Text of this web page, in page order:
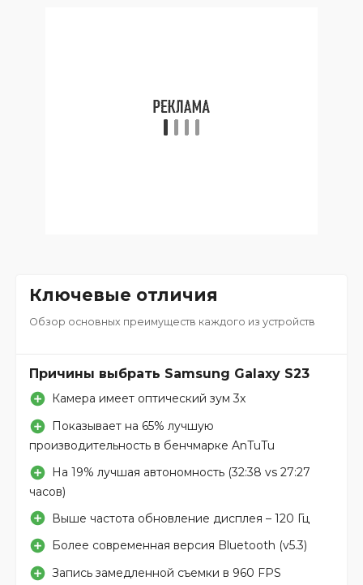
Ключевые отличия
Обзор основных преимуществ каждого из устройств
Причины выбрать Samsung Galaxy S23
Камера имеет оптический зум 3x
Показывает на 65% лучшую
производительность в бенчмарке AnTuTu
На 19% лучшая автономность (32:38 vs 27:27
часов)
Выше частота обновление дисплея – 120 Гц
Более современная версия Bluetooth (v5.3)
Запись замедленной съемки в 960 FPS